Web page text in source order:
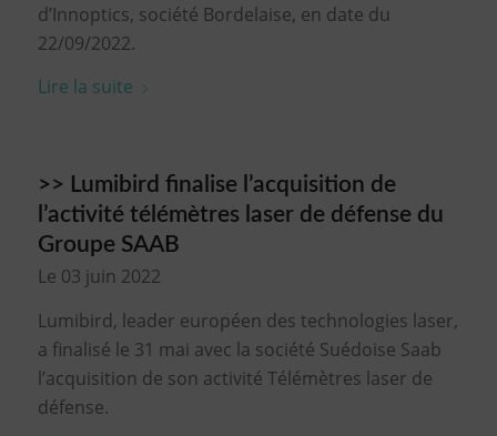
d’Innoptics, société Bordelaise, en date du
22/09/2022.
Lire la suite
>> Lumibird finalise l’acquisition de
l’activité télémètres laser de défense du
Groupe SAAB
Le 03 juin 2022
Lumibird, leader européen des technologies laser,
a finalisé le 31 mai avec la société Suédoise Saab
l’acquisition de son activité Télémètres laser de
défense.